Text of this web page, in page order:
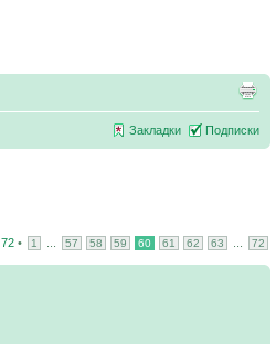
Закладки Подписки
72 • 1 57 58 59 60 61 62 63 72